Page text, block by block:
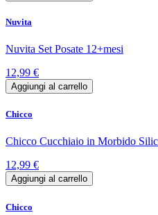
Nuvita
Nuvita Set Posate 12+mesi
12,99 €
Aggiungi al carrello
Chicco
Chicco Cucchiaio in Morbido
12,99 €
Aggiungi al carrello
Chicco